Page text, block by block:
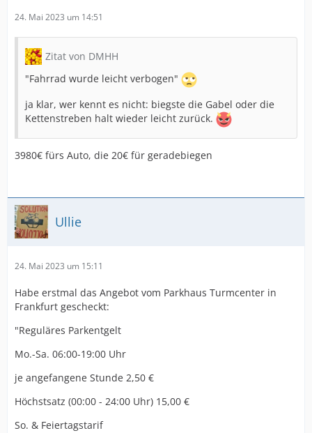
24. Mai 2023 um 14:51
Zitat von DMHH
"Fahrrad wurde leicht verbogen"
ja klar, wer kennt es nicht: biegste die Gabel oder die
Kettenstreben halt wieder leicht zurück.
3980€ fürs Auto, die 20€ für geradebiegen
Ullie
24. Mai 2023 um 15:11
Habe erstmal das Angebot vom Parkhaus Turmcenter in
Frankfurt gescheckt:
"Reguläres Parkentgelt
Mo.-Sa. 06:00-19:00 Uhr
je angefangene Stunde 2,50 €
Höchstsatz (00:00 - 24:00 Uhr) 15,00 €
So. & Feiertagstarif